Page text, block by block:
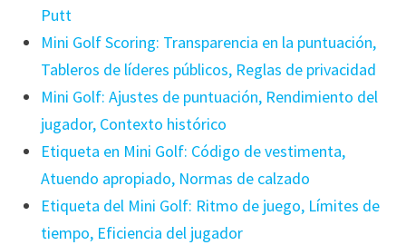
Putt
Mini Golf Scoring: Transparencia en la puntuación,
Tableros de líderes públicos, Reglas de privacidad
Mini Golf: Ajustes de puntuación, Rendimiento del
jugador, Contexto histórico
Etiqueta en Mini Golf: Código de vestimenta,
Atuendo apropiado, Normas de calzado
Etiqueta del Mini Golf: Ritmo de juego, Límites de
tiempo, Eficiencia del jugador